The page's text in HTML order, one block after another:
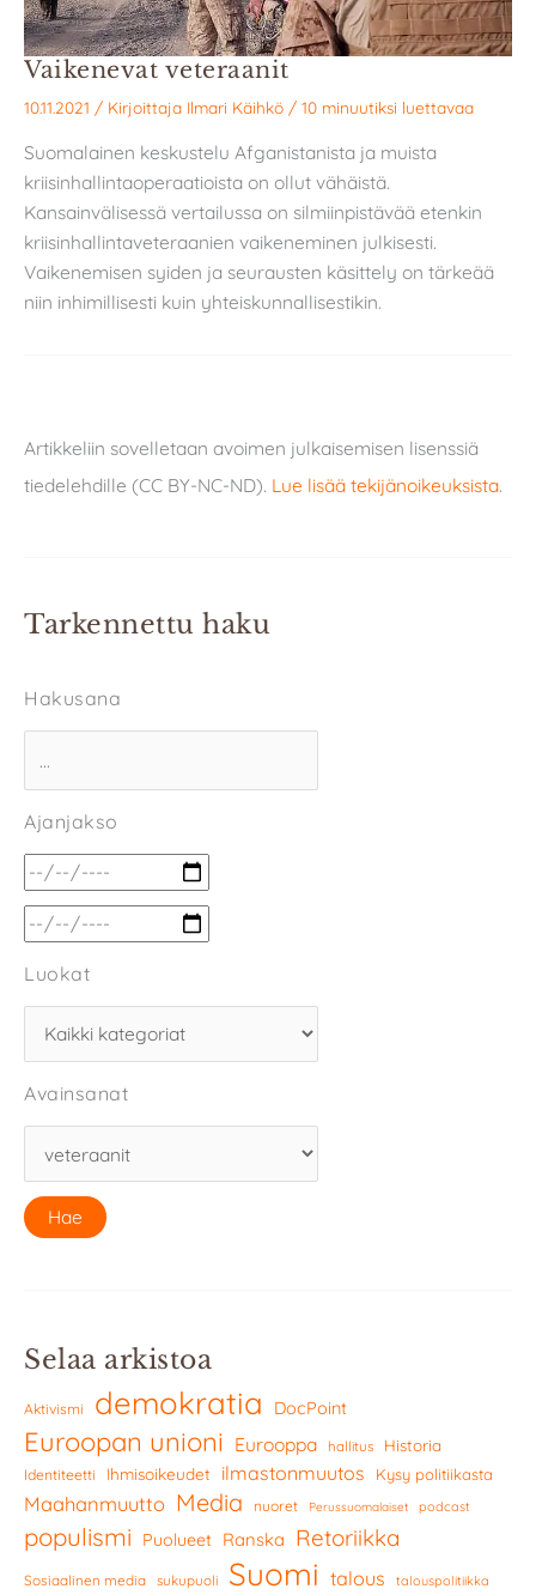
Vaikenevat veteraanit
10.11.2021 / Kirjoittaja Ilmari Käihkö / 10 minuutiksi luettavaa
Suomalainen keskustelu Afganistanista ja muista
kriisinhallintaoperaatioista on ollut vähäistä.
Kansainvälisessä vertailussa on silmiinpistävää etenkin
kriisinhallintaveteraanien vaikeneminen julkisesti.
Vaikenemisen syiden ja seurausten käsittely on tärkeää
niin inhimillisesti kuin yhteiskunnallisestikin.
Artikkeliin sovelletaan avoimen julkaisemisen lisenssiä
tiedelehdille (CC BY-NC-ND). Lue lisää tekijänoikeuksista.
Tarkennettu haku
Hakusana
Ajanjakso
Luokat
Avainsanat
Selaa arkistoa
Aktivismi demokratia DocPoint
Euroopan unioni Eurooppa hallitus Historia
Identiteetti Ihmisoikeudet ilmastonmuutos Kysy politiikasta
Maahanmuutto Media nuoret Perussuomalaiset podcast
populismi Puolueet Ranska Retoriikka
Sosiaalinen media sukupuoli Suomi talous talouspolitiikka